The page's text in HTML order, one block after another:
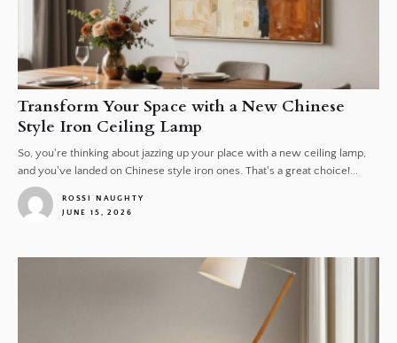
Transform Your Space with a New Chinese
Style Iron Ceiling Lamp
So, you're thinking about jazzing up your place with a new ceiling lamp,
and you've landed on Chinese style iron ones. That's a great choice!...
ROSSI NAUGHTY
JUNE 15, 2026